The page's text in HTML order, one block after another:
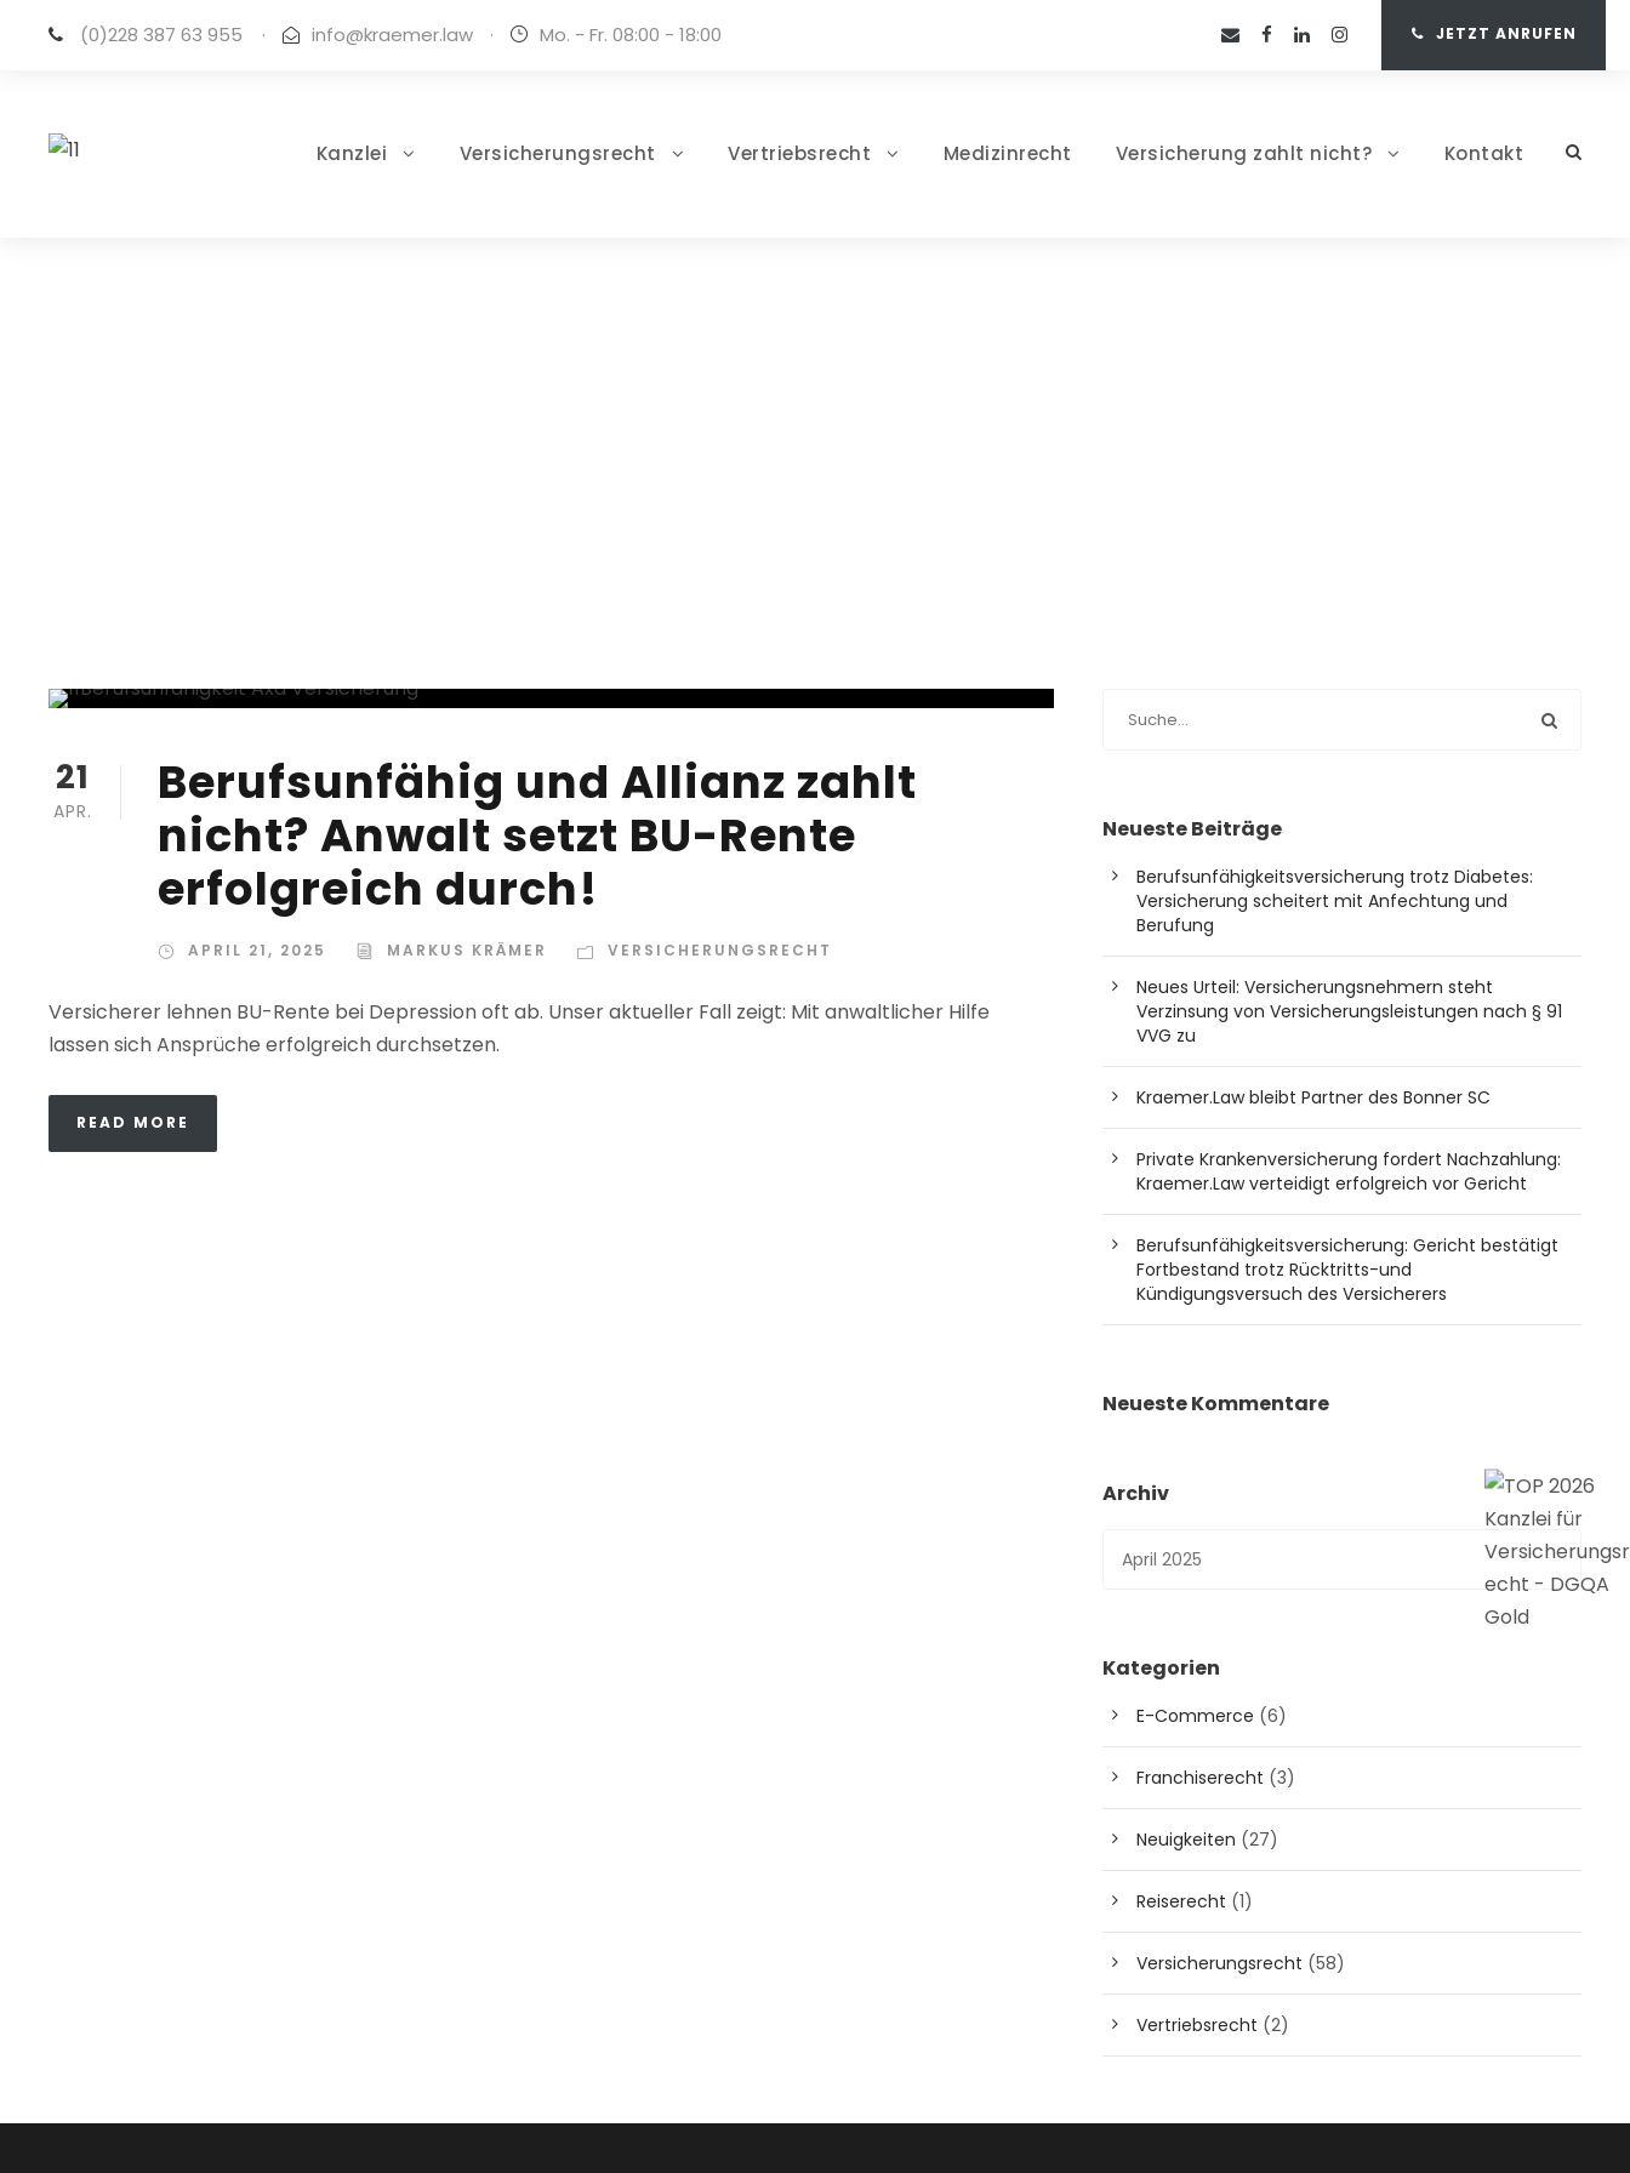
(0)228 387 63 955 · info@kraemer.law · Mo. - Fr. 08:00 - 18:00 JETZT ANRUFEN
Kanzlei Versicherungsrecht Vertriebsrecht Medizinrecht Versicherung zahlt nicht? Kontakt
21
APR.
Berufsunfähig und Allianz zahlt
nicht? Anwalt setzt BU-Rente
erfolgreich durch!
APRIL 21, 2025 MARKUS KRÄMER VERSICHERUNGSRECHT
Versicherer lehnen BU-Rente bei Depression oft ab. Unser aktueller Fall zeigt: Mit anwaltlicher Hilfe
lassen sich Ansprüche erfolgreich durchsetzen.
READ MORE
Neueste Beiträge
Berufsunfähigkeitsversicherung trotz Diabetes:
Versicherung scheitert mit Anfechtung und
Berufung
Neues Urteil: Versicherungsnehmern steht
Verzinsung von Versicherungsleistungen nach § 91
VVG zu
Kraemer.Law bleibt Partner des Bonner SC
Private Krankenversicherung fordert Nachzahlung:
Kraemer.Law verteidigt erfolgreich vor Gericht
Berufsunfähigkeitsversicherung: Gericht bestätigt
Fortbestand trotz Rücktritts-und
Kündigungsversuch des Versicherers
Neueste Kommentare
Archiv
Kategorien
E-Commerce (6)
Franchiserecht (3)
Neuigkeiten (27)
Reiserecht (1)
Versicherungsrecht (58)
Vertriebsrecht (2)